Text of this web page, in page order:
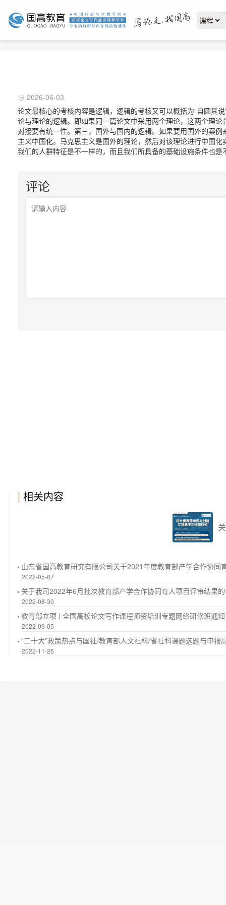
2026-06-03
论文最核心的考核内容是逻辑，逻辑的考核又可以概括为“自圆其
论与理论的逻辑。即如果同一篇论文中采用两个理论，这两个理
对接要有统一性。第三，国外与国内的逻辑。如果要用国外的案
主义中国化。马克思主义是国外的理论，然后对该理论进行中国
我们的人群特征是不一样的，而且我们所具备的基础设施条件也
评论
| 相关内容
山东省国高教育研究有限公司关于2021年度教育部产学合作协同
2022-05-07
关于我司2022年6月批次教育部产学合作协同育人项目评审结果
2022-08-30
教育部立项 | 全国高校论文写作课程师资培训专题网络研修班通知
2022-09-05
“二十大”政策热点与国社/教育部人文社科/省社科课题选题与申报
2022-11-26